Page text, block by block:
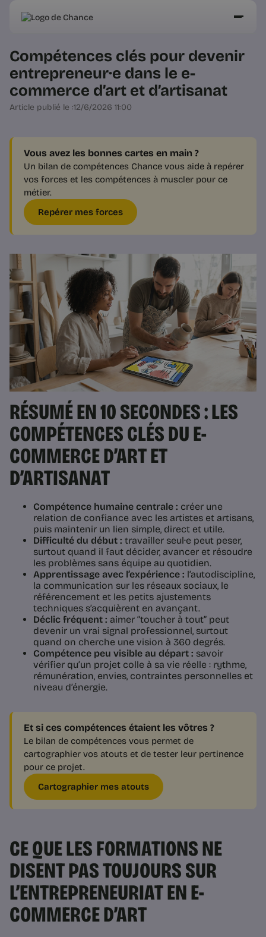
Compétences clés pour devenir
entrepreneur·e dans le e-
commerce d’art et d’artisanat
Article publié le :12/6/2026 11:00
Vous avez les bonnes cartes en main ?
Un bilan de compétences Chance vous aide à repérer
vos forces et les compétences à muscler pour ce
métier.
Repérer mes forces
RÉSUMÉ EN 10 SECONDES : LES
COMPÉTENCES CLÉS DU E-
COMMERCE D’ART ET
D’ARTISANAT
Compétence humaine centrale : créer une
relation de confiance avec les artistes et artisans,
puis maintenir un lien simple, direct et utile.
Difficulté du début : travailler seul·e peut peser,
surtout quand il faut décider, avancer et résoudre
les problèmes sans équipe au quotidien.
Apprentissage avec l’expérience : l’autodiscipline,
la communication sur les réseaux sociaux, le
référencement et les petits ajustements
techniques s’acquièrent en avançant.
Déclic fréquent : aimer “toucher à tout” peut
devenir un vrai signal professionnel, surtout
quand on cherche une vision à 360 degrés.
Compétence peu visible au départ : savoir
vérifier qu’un projet colle à sa vie réelle : rythme,
rémunération, envies, contraintes personnelles et
niveau d’énergie.
Et si ces compétences étaient les vôtres ?
Le bilan de compétences vous permet de
cartographier vos atouts et de tester leur pertinence
pour ce projet.
Cartographier mes atouts
CE QUE LES FORMATIONS NE
DISENT PAS TOUJOURS SUR
L’ENTREPRENEURIAT EN E-
COMMERCE D’ART